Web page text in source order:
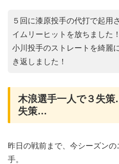
５回に漆原投手の代打で起用
イムリーヒットを放ちました！
小川投手のストレートを綺麗
き返しました！
木浪選手一人で３失
失策…
昨日の戦前まで、今シーズン
手。